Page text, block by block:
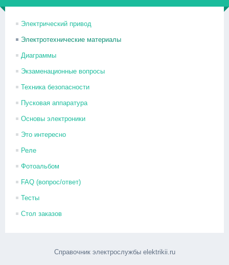
Электрический привод
Электротехнические материалы
Диаграммы
Экзаменационные вопросы
Техника безопасности
Пусковая аппаратура
Основы электроники
Это интересно
Реле
Фотоальбом
FAQ (вопрос/ответ)
Тесты
Стол заказов
Справочник электрослужбы elektrikii.ru